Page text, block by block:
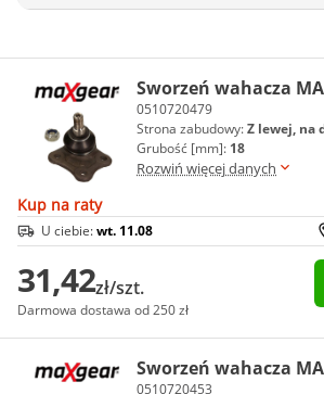
Sworzeń wahacza
0510720479
Strona zabudowy:Z lewej, na
Grubość [mm]: 18
Rozwiń więcej danych
Kup na raty
U ciebie:wt. 11.08
31,42zł/szt.
Darmowa dostawa od 250 zł
Sworzeń wahacza
0510720453